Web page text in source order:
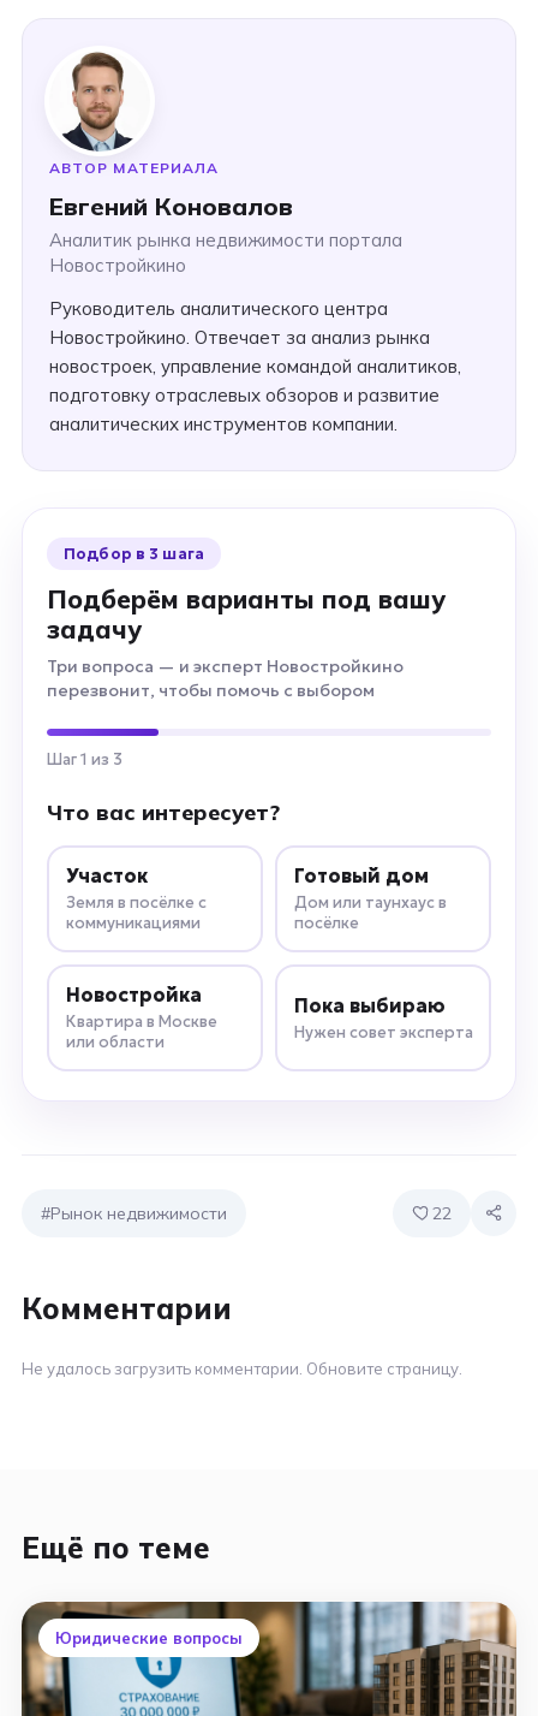
АВТОР МАТЕРИАЛА
Евгений Коновалов
Аналитик рынка недвижимости портала
Новостройкино
Руководитель аналитического центра
Новостройкино. Отвечает за анализ рынка
новостроек, управление командой аналитиков,
подготовку отраслевых обзоров и развитие
аналитических инструментов компании.
Подбор в 3 шага
Подберём варианты под вашу
задачу
Три вопроса — и эксперт Новостройкино
перезвонит, чтобы помочь с выбором
Шаг 1 из 3
Что вас интересует?
Участок
Земля в посёлке с
коммуникациями
Готовый дом
Дом или таунхаус в
посёлке
Новостройка
Квартира в Москве
или области
Пока выбираю
Нужен совет эксперта
#Рынок недвижимости 22
Комментарии
Не удалось загрузить комментарии. Обновите страницу.
Ещё по теме
Юридические вопросы